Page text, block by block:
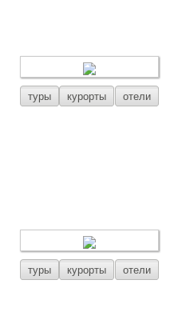
туры курорты отели
туры курорты отели